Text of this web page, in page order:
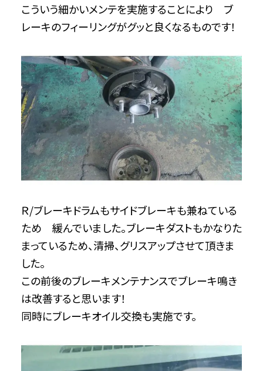
こういう細かいメンテを実施することにより ブ
レーキのフィーリングがグッと良くなるものです！
Ｒ/ブレーキドラムもサイドブレーキも兼ねている
ため 緩んでいました。ブレーキダストもかなりた
まっているため、清掃、グリスアップさせて頂きま
した。
この前後のブレーキメンテナンスでブレーキ鳴き
は改善すると思います！
同時にブレーキオイル交換も実施です。